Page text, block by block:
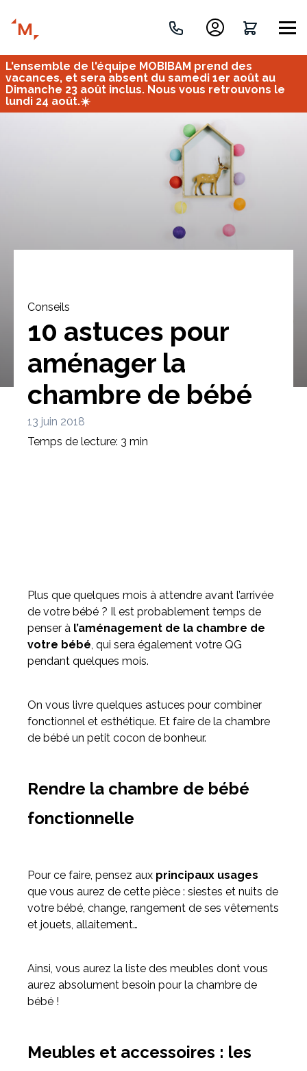
Inspirez-vous du catalogue
Bibliothèque Meuble tv Dressing
Meuble d'angle
Créez votre projet de A à Z
Imaginez et concevez un meuble 100% unique.
L'ensemble de l'équipe MOBIBAM prend des
vacances, et sera absent du samedi 1er août au
Dimanche 23 août inclus. Nous vous retrouvons le
lundi 24 août.☀️
Conseils
10 astuces pour
aménager la
chambre de bébé
13 juin 2018
Temps de lecture: 3 min
Plus que quelques mois à attendre avant l’arrivée
de votre bébé ? Il est probablement temps de
penser à l’aménagement de la chambre de
votre bébé, qui sera également votre QG
pendant quelques mois.
On vous livre quelques astuces pour combiner
fonctionnel et esthétique. Et faire de la chambre
de bébé un petit cocon de bonheur.
Rendre la chambre de bébé
fonctionnelle
Pour ce faire, pensez aux principaux usages
que vous aurez de cette pièce : siestes et nuits de
votre bébé, change, rangement de ses vêtements
et jouets, allaitement…
Ainsi, vous aurez la liste des meubles dont vous
aurez absolument besoin pour la chambre de
bébé !
Meubles et accessoires : les